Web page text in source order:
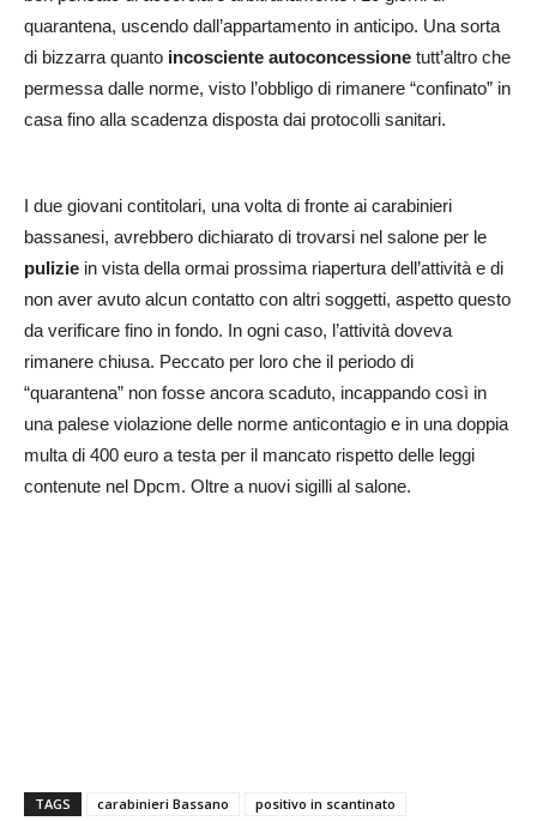
quarantena, uscendo dall’appartamento in anticipo. Una sorta
di bizzarra quanto incosciente autoconcessione tutt’altro che
permessa dalle norme, visto l’obbligo di rimanere “confinato” in
casa fino alla scadenza disposta dai protocolli sanitari.
I due giovani contitolari, una volta di fronte ai carabinieri
bassanesi, avrebbero dichiarato di trovarsi nel salone per le
pulizie in vista della ormai prossima riapertura dell’attività e di
non aver avuto alcun contatto con altri soggetti, aspetto questo
da verificare fino in fondo. In ogni caso, l’attività doveva
rimanere chiusa. Peccato per loro che il periodo di
“quarantena” non fosse ancora scaduto, incappando così in
una palese violazione delle norme anticontagio e in una doppia
multa di 400 euro a testa per il mancato rispetto delle leggi
contenute nel Dpcm. Oltre a nuovi sigilli al salone.
TAGS carabinieri Bassano
positivo in scantinato